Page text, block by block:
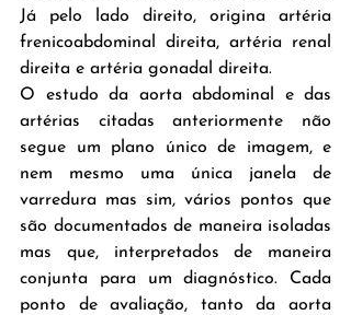
Já pelo lado direito, origina artéria
frenicoabdominal direita, artéria renal
direita e artéria gonadal direita.
O estudo da aorta abdominal e das
artérias citadas anteriormente não
segue um plano único de imagem, e
nem mesmo uma única janela de
varredura mas sim, vários pontos que
são documentados de maneira isoladas
mas que, interpretados de maneira
conjunta para um diagnóstico. Cada
ponto de avaliação, tanto da aorta